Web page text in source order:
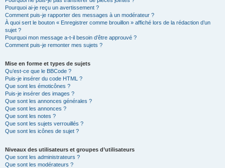
Pourquoi ai-je reçu un avertissement ?
Comment puis-je rapporter des messages à un modérateur ?
À quoi sert le bouton « Enregistrer comme brouillon » affiché lors de la rédaction d’un
sujet ?
Pourquoi mon message a-t-il besoin d’être approuvé ?
Comment puis-je remonter mes sujets ?
Mise en forme et types de sujets
Qu’est-ce que le BBCode ?
Puis-je insérer du code HTML ?
Que sont les émoticônes ?
Puis-je insérer des images ?
Que sont les annonces générales ?
Que sont les annonces ?
Que sont les notes ?
Que sont les sujets verrouillés ?
Que sont les icônes de sujet ?
Niveaux des utilisateurs et groupes d’utilisateurs
Que sont les administrateurs ?
Que sont les modérateurs ?